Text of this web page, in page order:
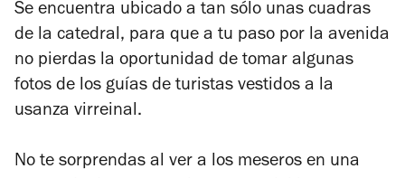
Se encuentra ubicado a tan sólo unas cuadras
de la catedral, para que a tu paso por la avenida
no pierdas la oportunidad de tomar algunas
fotos de los guías de turistas vestidos a la
usanza virreinal.
No te sorprendas al ver a los meseros en una